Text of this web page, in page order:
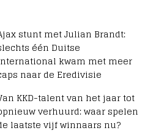
stunt met Julian Brandt:
één Duitse
kwam met meer
naar de Eredivisie
KKD-talent van het jaar tot
verhuurd: waar spelen
laatste vijf winnaars nu?